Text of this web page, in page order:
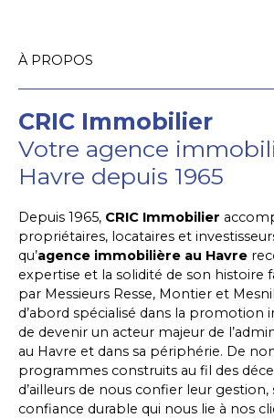
À PROPOS
CRIC Immobilier
Votre agence
Havre depuis 1965
Depuis 1965, CRIC Immobilier
propriétaires, locataires et
qu’agence immobilière au Havre
expertise et la solidité de son histoire
par Messieurs Resse, Montier et
d’abord spécialisé dans la promotion
de devenir un acteur majeur de
au Havre et dans sa périphérie. De
programmes construits au fil des
d’ailleurs de nous confier leur gestion,
confiance durable qui nous lie à nos